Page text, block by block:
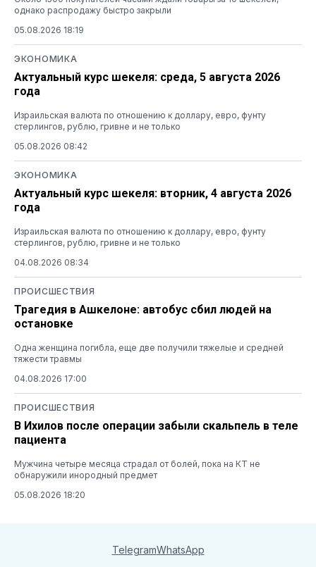
однако распродажу быстро закрыли
05.08.2026 18:19
ЭКОНОМИКА
Актуальный курс шекеля: среда, 5 августа 2026
года
Израильская валюта по отношению к доллару, евро, фунту
стерлингов, рублю, гривне и не только
05.08.2026 08:42
ЭКОНОМИКА
Актуальный курс шекеля: вторник, 4 августа 2026
года
Израильская валюта по отношению к доллару, евро, фунту
стерлингов, рублю, гривне и не только
04.08.2026 08:34
ПРОИСШЕСТВИЯ
Трагедия в Ашкелоне: автобус сбил людей на
остановке
Одна женщина погибла, еще две получили тяжелые и средней
тяжести травмы
04.08.2026 17:00
ПРОИСШЕСТВИЯ
В Ихилов после операции забыли скальпель в теле
пациента
Мужчина четыре месяца страдал от болей, пока на КТ не
обнаружили инородный предмет
05.08.2026 18:20
TelegramWhatsApp